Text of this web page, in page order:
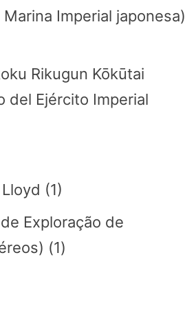
Imperial japonesa)
Rikugun Kōkūtai
del Ejército Imperial
(1)
Exploração de
(1)